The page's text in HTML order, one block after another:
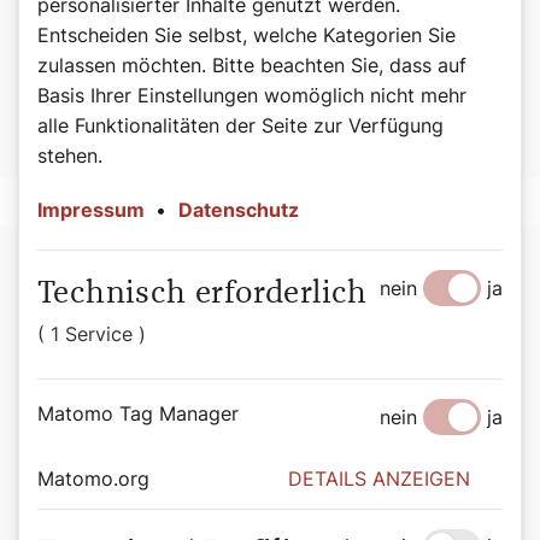
ERSTEN WALDVIERTLER BIO-BACKSCHULE gewinnen.
Zu gewinnen gibt es 1 x zwei Tickets für einen Kurs im
Wert von 150 Euro.
Hier geht´s zum Abo
personalisierter Inhalte genutzt werden.
Entscheiden Sie selbst, welche Kategorien Sie
zulassen möchten. Bitte beachten Sie, dass auf
Basis Ihrer Einstellungen womöglich nicht mehr
alle Funktionalitäten der Seite zur Verfügung
stehen.
Impressum • Datenschutz
Technisch erforderlich
( 1 Service )
nein ja
Matomo Tag Manager nein ja
Matomo.org DETAILS ANZEIGEN